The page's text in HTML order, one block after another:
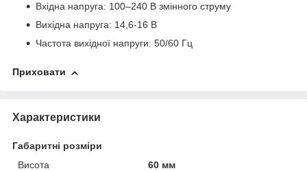
Вхідна напруга: 100–240 В змінного струму
Вихідна напруга: 14,6-16 В
Частота вихідної напруги: 50/60 Гц
Приховати
Характеристики
Габаритні розміри
Висота
60 мм